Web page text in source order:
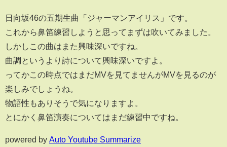
日向坂46の五期生曲「ジャーマンアイリス」です。
これから鼻笛練習しようと思ってまずは吹いてみました。
しかしこの曲はまた興味深いですね。
曲調というより詩について興味深いですよ。
ってかこの時点ではまだMVを見てませんがMVを見るのが
楽しみでしょうね。
物語性もありそうで気になりますよ。
とにかく鼻笛演奏についてはまだ練習中ですね。
powered by Auto Youtube Summarize